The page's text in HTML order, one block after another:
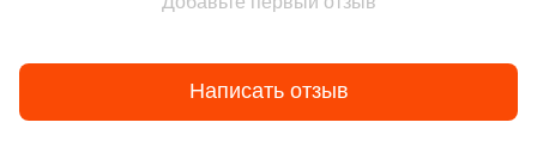
Написать отзыв